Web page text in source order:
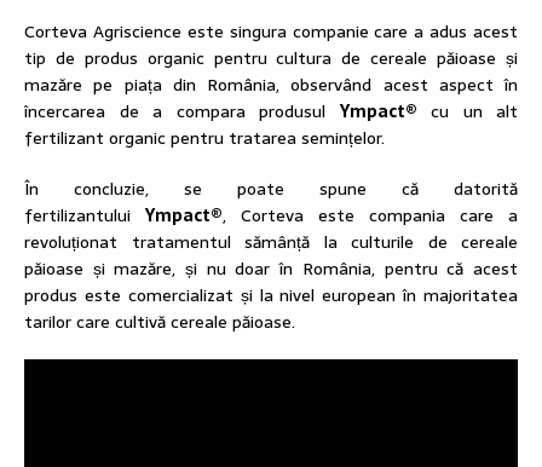
Corteva Agriscience este singura companie care a adus acest
tip de produs organic pentru cultura de cereale păioase și
mazăre pe piața din România, observând acest aspect în
încercarea de a compara produsul Ympact® cu un alt
fertilizant organic pentru tratarea semințelor.
În concluzie, se poate spune că datorită
fertilizantului Ympact®, Corteva este compania care a
revoluționat tratamentul sămânță la culturile de cereale
păioase și mazăre, și nu doar în România, pentru că acest
produs este comercializat și la nivel european în majoritatea
tarilor care cultivă cereale păioase.